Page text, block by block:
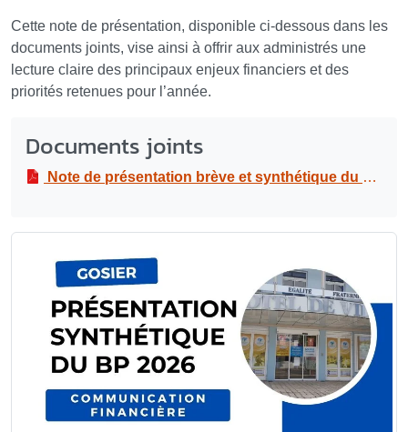
Cette note de présentation, disponible ci-dessous dans les
documents joints, vise ainsi à offrir aux administrés une
lecture claire des principaux enjeux financiers et des
priorités retenues pour l’année.
Documents joints
Note de présentation brève et synthétique du budget primitif 2026